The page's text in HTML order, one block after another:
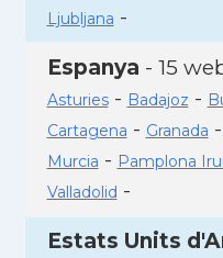
Ljubljana -
Espanya - 15
Asturies- Badajoz -
Cartagena - Granada -
Murcia - Pamplona
Valladolid -
Estats Units